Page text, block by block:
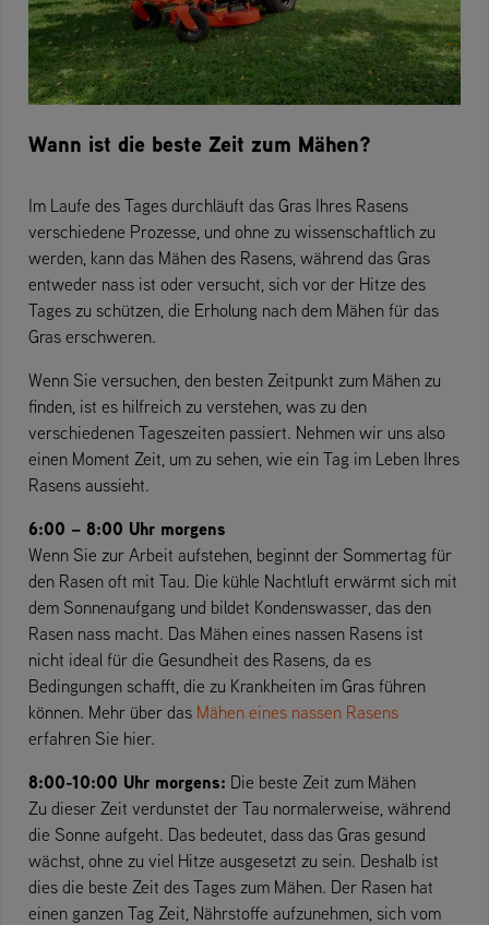
Wann ist die beste Zeit zum Mähen?
Im Laufe des Tages durchläuft das Gras Ihres Rasens
verschiedene Prozesse, und ohne zu wissenschaftlich zu
werden, kann das Mähen des Rasens, während das Gras
entweder nass ist oder versucht, sich vor der Hitze des
Tages zu schützen, die Erholung nach dem Mähen für das
Gras erschweren.
Wenn Sie versuchen, den besten Zeitpunkt zum Mähen zu
finden, ist es hilfreich zu verstehen, was zu den
verschiedenen Tageszeiten passiert. Nehmen wir uns also
einen Moment Zeit, um zu sehen, wie ein Tag im Leben Ihres
Rasens aussieht.
6:00 – 8:00 Uhr morgens
Wenn Sie zur Arbeit aufstehen, beginnt der Sommertag für
den Rasen oft mit Tau. Die kühle Nachtluft erwärmt sich mit
dem Sonnenaufgang und bildet Kondenswasser, das den
Rasen nass macht. Das Mähen eines nassen Rasens ist
nicht ideal für die Gesundheit des Rasens, da es
Bedingungen schafft, die zu Krankheiten im Gras führen
können. Mehr über das Mähen eines nassen Rasens
erfahren Sie hier.
8:00-10:00 Uhr morgens: Die beste Zeit zum Mähen
Zu dieser Zeit verdunstet der Tau normalerweise, während
die Sonne aufgeht. Das bedeutet, dass das Gras gesund
wächst, ohne zu viel Hitze ausgesetzt zu sein. Deshalb ist
dies die beste Zeit des Tages zum Mähen. Der Rasen hat
einen ganzen Tag Zeit, Nährstoffe aufzunehmen, sich vom